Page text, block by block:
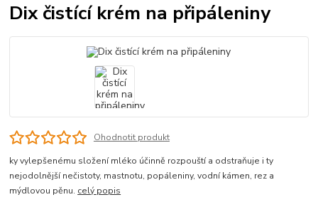
Dix čistící krém na připáleniny
Ohodnotit produkt
ky vylepšenému složení mléko účinně rozpouští a odstraňuje i ty
nejodolnější nečistoty, mastnotu, popáleniny, vodní kámen, rez a
mýdlovou pěnu. celý popis